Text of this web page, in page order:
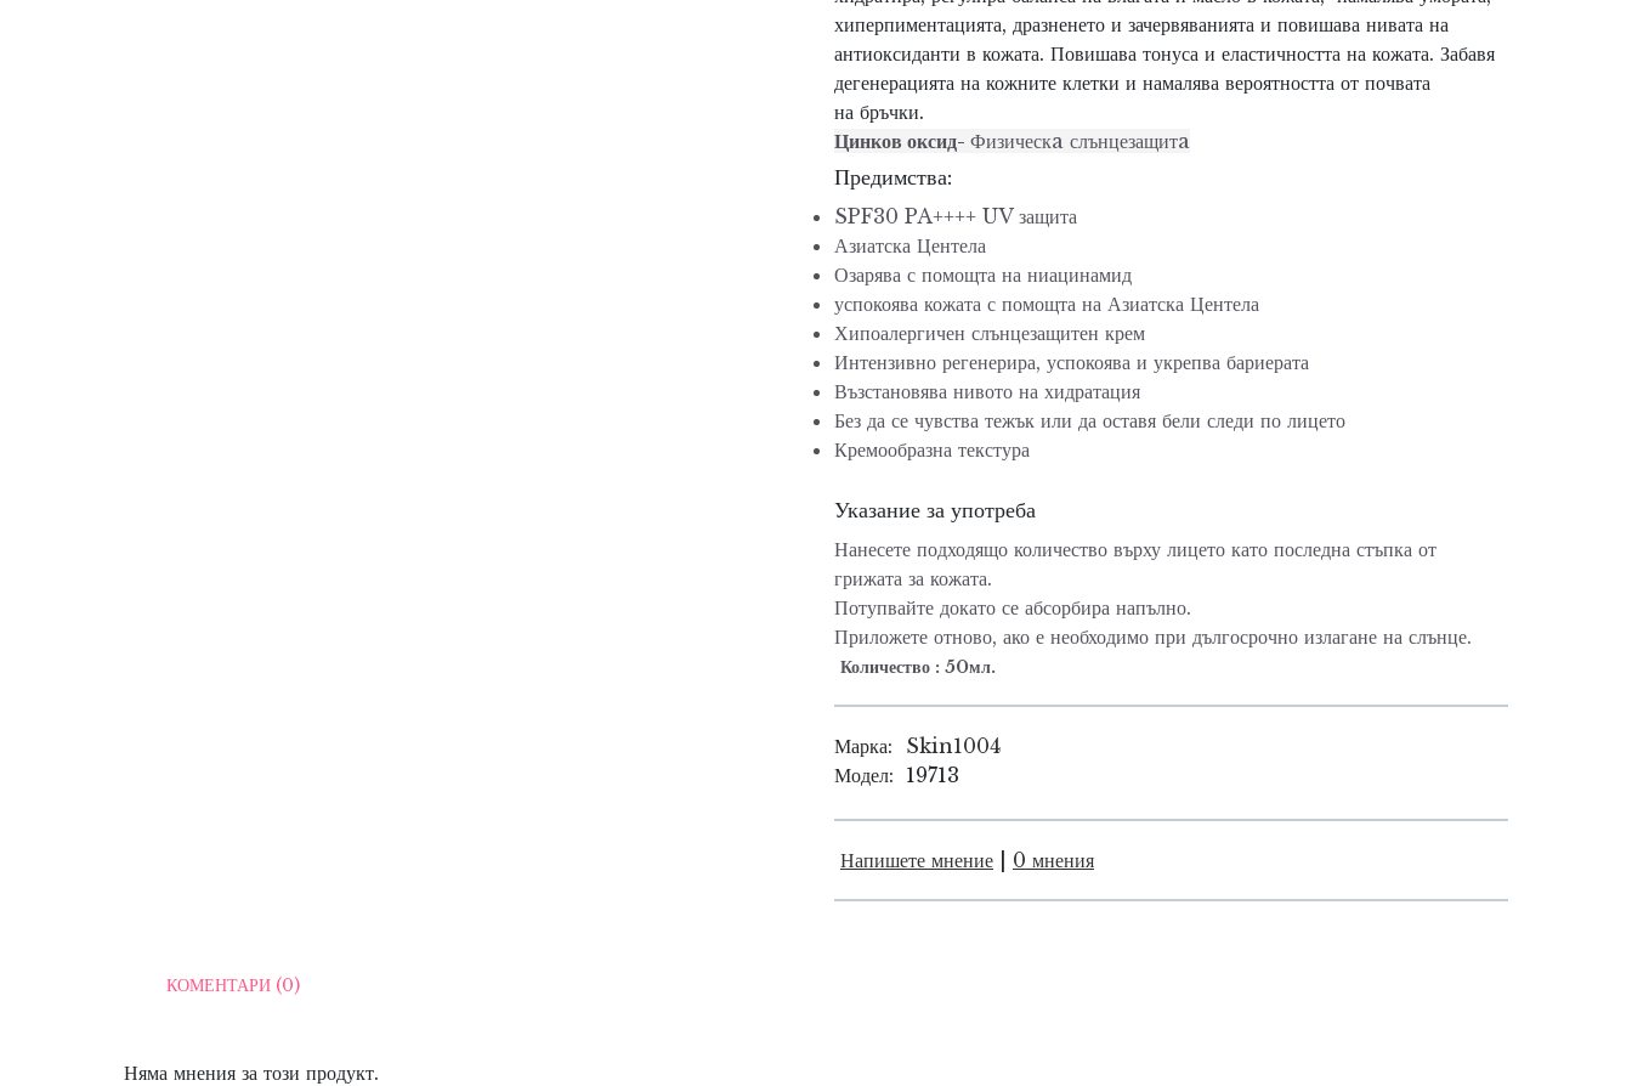
хиперпиментацията, дразненето и зачервяванията и повишава нивата на
антиоксиданти в кожата. Повишава тонуса и еластичността на кожата. Забавя
дегенерацията на кожните клетки и намалява вероятността от почвата
на бръчки.
Цинков оксид- Физическa слънцезащитa
Предимства:
SPF30 PA++++ UV защита
Азиатска Центела
Озарява с помощта на ниацинамид
успокоява кожата с помощта на Азиатска Центела
Хипоалергичен слънцезащитен крем
Интензивно регенерира, успокоява и укрепва бариерата
Възстановява нивото на хидратация
Без да се чувства тежък или да оставя бели следи по лицето
Кремообразна текстура
Указание за употреба
Нанесете подходящо количество върху лицето като последна стъпка от
грижата за кожата.
Потупвайте докато се абсорбира напълно.
Приложете отново, ако е необходимо при дългосрочно излагане на слънце.
Количество : 50мл.
Марка:
Skin1004
Модел: 19713
Напишете мнение 0 мнения
КОМЕНТАРИ (0)
Няма мнения за този продукт.